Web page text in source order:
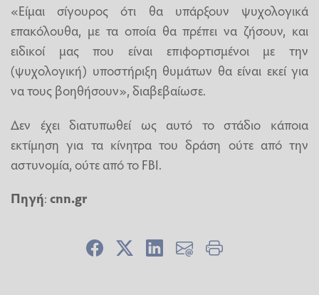
«Είμαι σίγουρος ότι θα υπάρξουν ψυχολογικά
επακόλουθα, με τα οποία θα πρέπει να ζήσουν, και
ειδικοί μας που είναι επιφορτισμένοι με την
(ψυχολογική) υποστήριξη θυμάτων θα είναι εκεί για
να τους βοηθήσουν», διαβεβαίωσε.
Δεν έχει διατυπωθεί ως αυτό το στάδιο κάποια
εκτίμηση για τα κίνητρα του δράση ούτε από την
αστυνομία, ούτε από το FBI.
Πηγή:cnn.gr